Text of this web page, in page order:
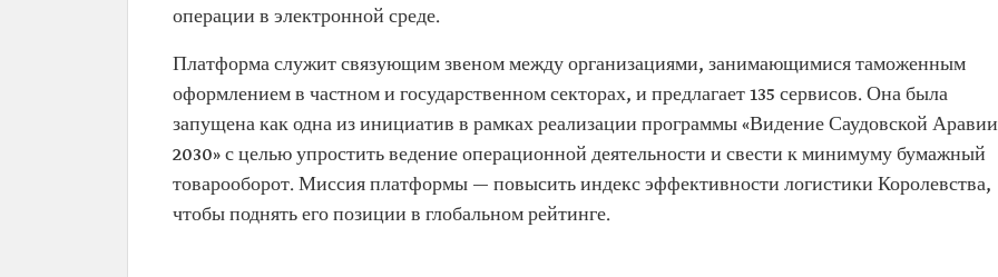
операции в электронной среде.
Платформа служит связующим звеном между организациями, занимающимися таможенным
оформлением в частном и государственном секторах, и предлагает 135 сервисов. Она была
запущена как одна из инициатив в рамках реализации программы «Видение Саудовской Аравии
2030» с целью упростить ведение операционной деятельности и свести к минимуму бумажный
товарооборот. Миссия платформы — повысить индекс эффективности логистики Королевства,
чтобы поднять его позиции в глобальном рейтинге.